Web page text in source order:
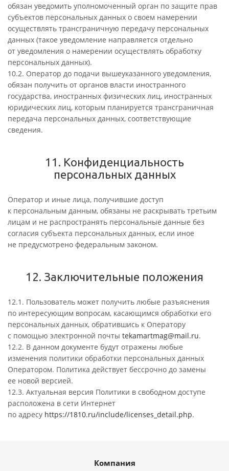
обязан уведомить уполномоченный орган по защите прав
субъектов персональных данных о своем намерении
осуществлять трансграничную передачу персональных
данных (такое уведомление направляется отдельно
от уведомления о намерении осуществлять обработку
персональных данных).
10.2. Оператор до подачи вышеуказанного уведомления,
обязан получить от органов власти иностранного
государства, иностранных физических лиц, иностранных
юридических лиц, которым планируется трансграничная
передача персональных данных, соответствующие
сведения.
11. Конфиденциальность
персональных данных
Оператор и иные лица, получившие доступ
к персональным данным, обязаны не раскрывать третьим
лицам и не распространять персональные данные без
согласия субъекта персональных данных, если иное
не предусмотрено федеральным законом.
12. Заключительные положения
12.1. Пользователь может получить любые разъяснения
по интересующим вопросам, касающимся обработки его
персональных данных, обратившись к Оператору
с помощью электронной почты tekamartmag@mail.ru.
12.2. В данном документе будут отражены любые
изменения политики обработки персональных данных
Оператором. Политика действует бессрочно до замены
ее новой версией.
12.3. Актуальная версия Политики в свободном доступе
расположена в сети Интернет
по адресу https://1810.ru/include/licenses_detail.php.
Компания